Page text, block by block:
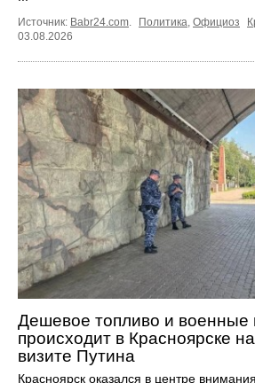
Источник: Babr24.com. Политика, Официоз
03.08.2026
Дешевое топливо и военные
происходит в Красноярске
визите Путина
Красноярск оказался в центре